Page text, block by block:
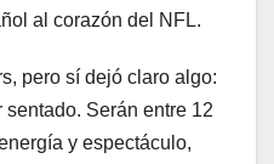
al corazón del NFL.
pero sí dejó claro algo:
Serán entre 12
y espectáculo,